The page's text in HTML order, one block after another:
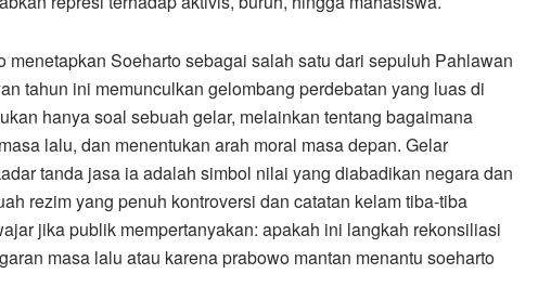
Soeharto sebagai salah satu dari sepuluh Pahlawan
tahun ini memunculkan gelombang perdebatan yang luas di
hanya soal sebuah gelar, melainkan tentang bagaimana
lalu, dan menentukan arah moral masa depan. Gelar
tanda jasa ia adalah simbol nilai yang diabadikan negara dan
rezim yang penuh kontroversi dan catatan kelam tiba-tiba
jika publik mempertanyakan: apakah ini langkah rekonsiliasi
masa lalu atau karena prabowo mantan menantu soeharto